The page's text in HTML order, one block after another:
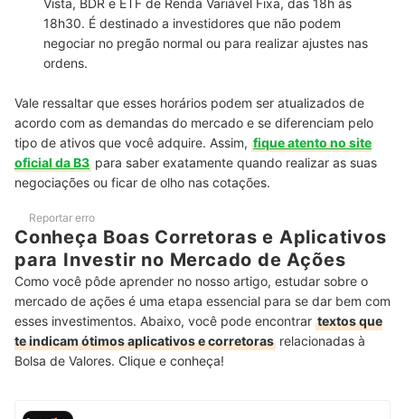
Vista, BDR e ETF de Renda Variável Fixa, das 18h às
18h30. É destinado a investidores que não podem
negociar no pregão normal ou para realizar ajustes nas
ordens.
Vale ressaltar que esses horários podem ser atualizados de
acordo com as demandas do mercado e se diferenciam pelo
tipo de ativos que você adquire. Assim, fique atento no site
oficial da B3 para saber exatamente quando realizar as suas
negociações ou ficar de olho nas cotações.
Reportar erro
Conheça Boas Corretoras e Aplicativos
para Investir no Mercado de Ações
Como você pôde aprender no nosso artigo, estudar sobre o
mercado de ações é uma etapa essencial para se dar bem com
esses investimentos. Abaixo, você pode encontrar textos que
te indicam ótimos aplicativos e corretoras relacionadas à
Bolsa de Valores. Clique e conheça!